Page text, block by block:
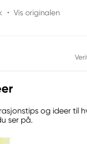
• Vis originalen
og ideer til
ser på.